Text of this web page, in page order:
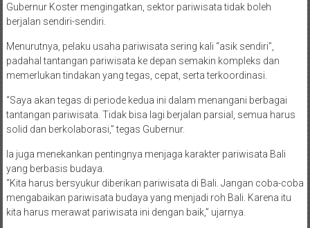
Gubernur Koster mengingatkan, sektor pariwisata tidak boleh
berjalan sendiri-sendiri.
Menurutnya, pelaku usaha pariwisata sering kali “asik sendiri”,
padahal tantangan pariwisata ke depan semakin kompleks dan
memerlukan tindakan yang tegas, cepat, serta terkoordinasi.
“Saya akan tegas di periode kedua ini dalam menangani berbagai
tantangan pariwisata. Tidak bisa lagi berjalan parsial, semua harus
solid dan berkolaborasi,” tegas Gubernur.
Ia juga menekankan pentingnya menjaga karakter pariwisata Bali
yang berbasis budaya.
“Kita harus bersyukur diberikan pariwisata di Bali. Jangan coba-coba
mengabaikan pariwisata budaya yang menjadi roh Bali. Karena itu
kita harus merawat pariwisata ini dengan baik,” ujarnya.